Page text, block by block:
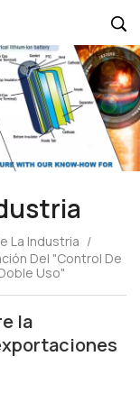
La Industria /
Del "Control De
Uso"
la